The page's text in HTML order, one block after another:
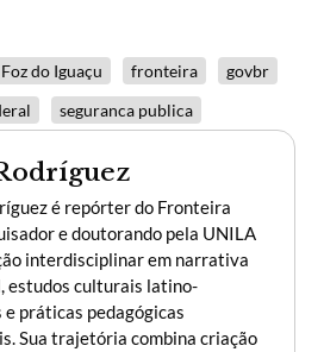
Foz do Iguaçu fronteira
govbr
seguranca publica
é repórter do Fronteira
e doutorando pela UNILA
interdisciplinar em narrativa
estudos culturais latino-
e práticas pedagógicas
Sua trajetória combina criação